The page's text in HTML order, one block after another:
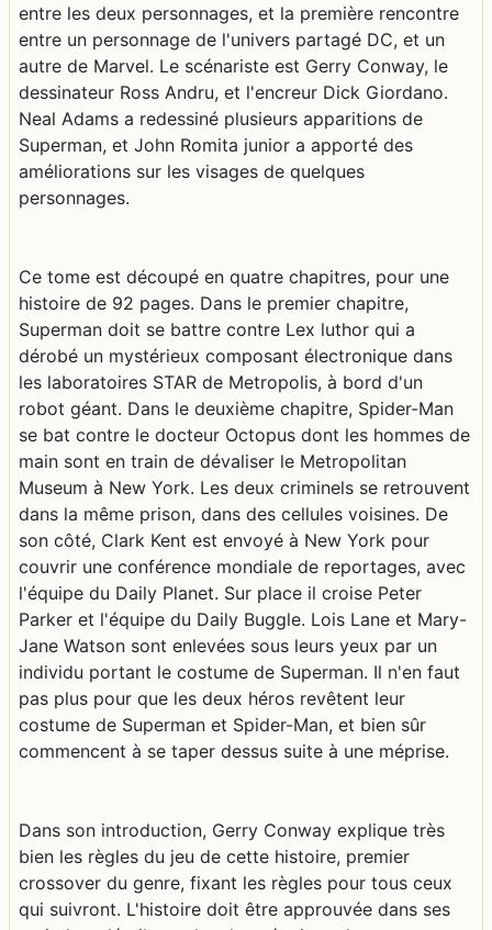
entre les deux personnages, et la première rencontre
entre un personnage de l'univers partagé DC, et un
autre de Marvel. Le scénariste est Gerry Conway, le
dessinateur Ross Andru, et l'encreur Dick Giordano.
Neal Adams a redessiné plusieurs apparitions de
Superman, et John Romita junior a apporté des
améliorations sur les visages de quelques
personnages.
Ce tome est découpé en quatre chapitres, pour une
histoire de 92 pages. Dans le premier chapitre,
Superman doit se battre contre Lex luthor qui a
dérobé un mystérieux composant électronique dans
les laboratoires STAR de Metropolis, à bord d'un
robot géant. Dans le deuxième chapitre, Spider-Man
se bat contre le docteur Octopus dont les hommes de
main sont en train de dévaliser le Metropolitan
Museum à New York. Les deux criminels se retrouvent
dans la même prison, dans des cellules voisines. De
son côté, Clark Kent est envoyé à New York pour
couvrir une conférence mondiale de reportages, avec
l'équipe du Daily Planet. Sur place il croise Peter
Parker et l'équipe du Daily Buggle. Lois Lane et Mary-
Jane Watson sont enlevées sous leurs yeux par un
individu portant le costume de Superman. Il n'en faut
pas plus pour que les deux héros revêtent leur
costume de Superman et Spider-Man, et bien sûr
commencent à se taper dessus suite à une méprise.
Dans son introduction, Gerry Conway explique très
bien les règles du jeu de cette histoire, premier
crossover du genre, fixant les règles pour tous ceux
qui suivront. L'histoire doit être approuvée dans ses